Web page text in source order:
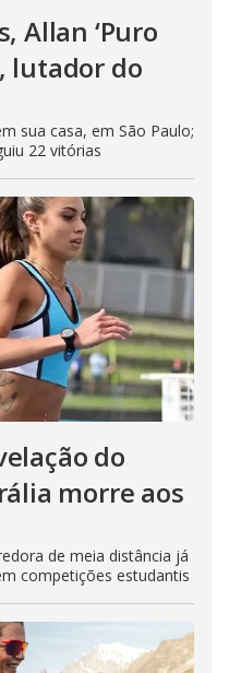
Allan ‘Puro
lutador do
sua casa, em São Paulo;
22 vitórias
do
morre aos
de meia distância já
competições estudantis